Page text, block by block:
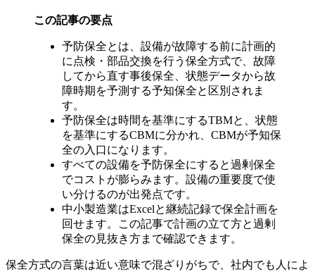
この記事の要点
予防保全とは、設備が故障する前に計画的
に点検・部品交換を行う保全方式で、故障
してから直す事後保全、状態データから故
障時期を予測する予知保全と区別されま
す。
予防保全は時間を基準にするTBMと、状態
を基準にするCBMに分かれ、CBMが予知保
全の入口になります。
すべての設備を予防保全にすると過剰保全
でコストが膨らみます。設備の重要度で使
い分けるのが出発点です。
中小製造業はExcelと継続記録で保全計画を
回せます。この記事で計画の立て方と過剰
保全の見抜き方まで確認できます。
保全方式の言葉は近い意味で混ざりがちで、社内でも人によ